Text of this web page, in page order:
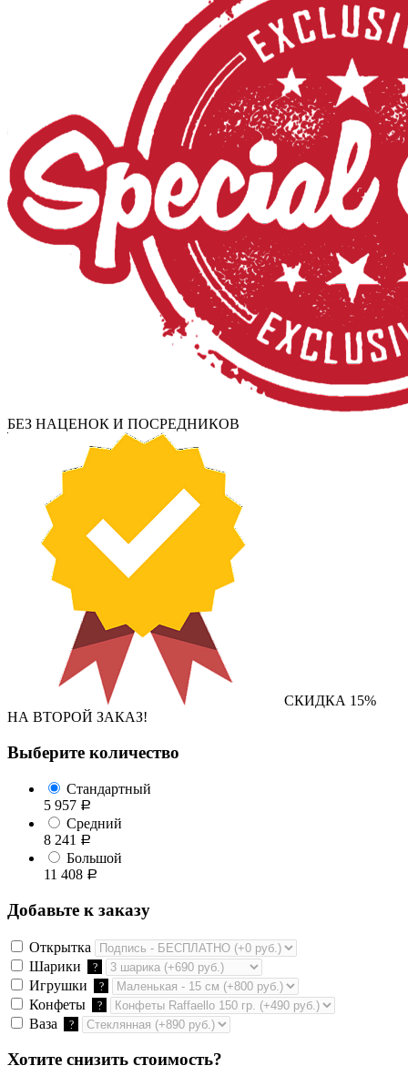
БЕЗ НАЦЕНОК И ПОСРЕДНИКОВ
СКИДКА 15%
НА ВТОРОЙ ЗАКАЗ!
Выберите количество
Стандартный
5 957 Р
Средний
8 241
Р
Большой
11 408 Р
Добавьте к заказу
Открытка
Шарики
?
Игрушки ?
Конфеты ?
Ваза ?
Хотите снизить стоимость?